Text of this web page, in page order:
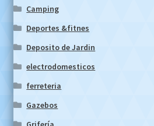
Camping
Deportes &fitnes
Deposito de Jardin
electrodomesticos
ferreteria
Gazebos